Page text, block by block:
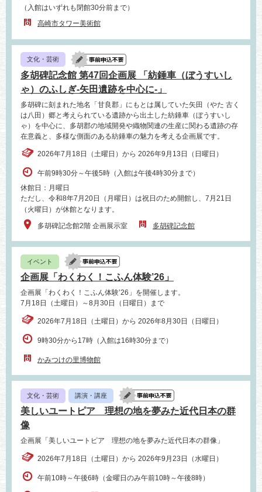
（入館はいずれも閉館30分前まで）
高崎市タワー美術館
文化・芸術
多胡碑記念館 第47回企画展 「紡錘車（ぼうすいし
ゃ）のふしぎ‐矢田遺跡を中心に‐」
多胡碑に刻まれた地名「甘良郡」にもとは属していた矢田（やた 古く
は八田）郷と考えられている遺跡から出土した紡錘車（ぼうすいし
ゃ）を中心に、多胡郡の地域開発や織物関連の生産に関わる遺跡の存
在意義と、多様な側面のある紡錘車の魅力を考える企画展です。
2026年7月18日（土曜日）から 2026年9月13日（日曜日）
午前9時30分～午後5時（入館は午後4時30分まで）
休館日：月曜日
ただし、令和8年7月20日（月曜日）は祝日のため開館し、7月21日
（火曜日）が休館となります。
多胡碑記念館2階 企画展示室
多胡碑記念館
イベント
企画展「わくわく！こふん体験’26」
企画展「わくわく！こふん体験’26」を開催します。
7月18日（土曜日）～8月30日（日曜日）まで
2026年7月18日（土曜日）から 2026年8月30日（日曜日）
9時30分から17時（入館は16時30分まで）
かみつけの里博物館
文化・芸術 講演・講座
美しいユートピア 理想の地を夢みた近代日本の群
像
企画展「美しいユートピア 理想の地を夢みた近代日本の群像」
2026年7月18日（土曜日）から 2026年9月23日（水曜日）
午前10時～午後6時（金曜日のみ午前10時～午後8時）